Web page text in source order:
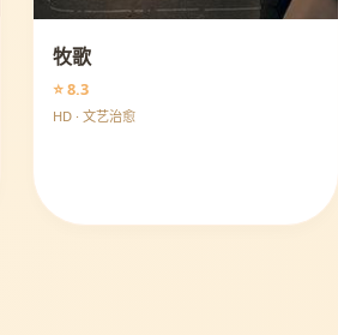
牧歌
⭐ 8.3
HD · 文艺治愈